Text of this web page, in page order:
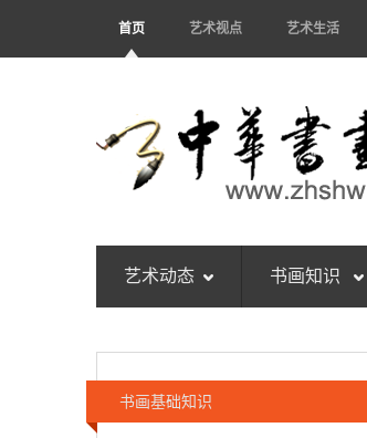
首页 艺术视点 艺术生活
艺术动态 书画知识
书画基础知识